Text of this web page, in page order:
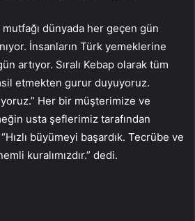
dünyada her geçen gün
İnsanların Türk yemeklerine
artıyor. Sıralı Kebap olarak tüm
etmekten gurur duyuyoruz.
Her bir müşterimize ve
usta şeflerimiz tarafından
“Hızlı büyümeyi başardık. Tecrübe ve
kuralımızdır.” dedi.